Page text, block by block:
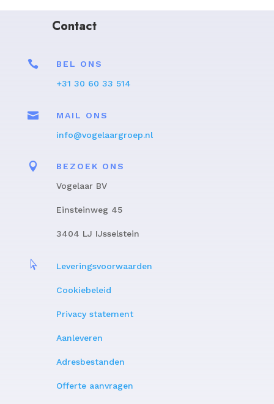
Contact

BEL ONS
+31 30 60 33 514

MAIL ONS
info@vogelaargroep.nl

BEZOEK ONS
Vogelaar BV
Einsteinweg 45
3404 LJ IJsselstein
 Leveringsvoorwaarden
Cookiebeleid
Privacy statement
Aanleveren
Adresbestanden
Offerte aanvragen